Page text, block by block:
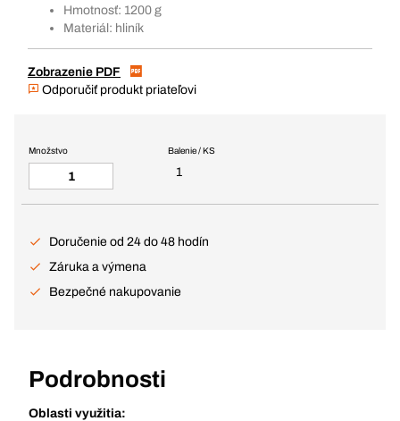
Hmotnosť: 1200 g
Materiál: hliník
Zobrazenie PDF
Odporučiť produkt priateľovi
Balenie / KS
1
Množstvo
Doručenie od 24 do 48 hodín
Záruka a výmena
Bezpečné nakupovanie
Podrobnosti
Oblasti využitia: